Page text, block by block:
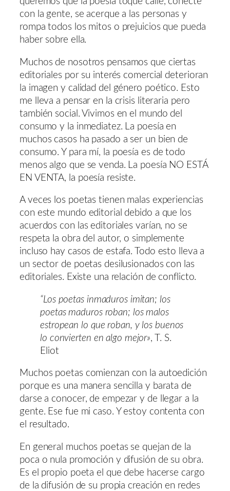
con la gente, se acerque a las personas y
rompa todos los mitos o prejuicios que pueda
haber sobre ella.
Muchos de nosotros pensamos que ciertas
editoriales por su interés comercial deterioran
la imagen y calidad del género poético. Esto
me lleva a pensar en la crisis literaria pero
también social. Vivimos en el mundo del
consumo y la inmediatez. La poesía en
muchos casos ha pasado a ser un bien de
consumo. Y para mí, la poesía es de todo
menos algo que se venda. La poesía NO ESTÁ
EN VENTA, la poesía resiste.
A veces los poetas tienen malas experiencias
con este mundo editorial debido a que los
acuerdos con las editoriales varían, no se
respeta la obra del autor, o simplemente
incluso hay casos de estafa. Todo esto lleva a
un sector de poetas desilusionados con las
editoriales. Existe una relación de conflicto.
“Los poetas inmaduros imitan; los
poetas maduros roban; los malos
estropean lo que roban, y los buenos
lo convierten en algo mejor», T. S.
Eliot
Muchos poetas comienzan con la autoedición
porque es una manera sencilla y barata de
darse a conocer, de empezar y de llegar a la
gente. Ese fue mi caso. Y estoy contenta con
el resultado.
En general muchos poetas se quejan de la
poca o nula promoción y difusión de su obra.
Es el propio poeta el que debe hacerse cargo
de la difusión de su propia creación en redes